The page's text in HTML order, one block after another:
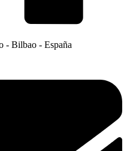
- Bilbao - España